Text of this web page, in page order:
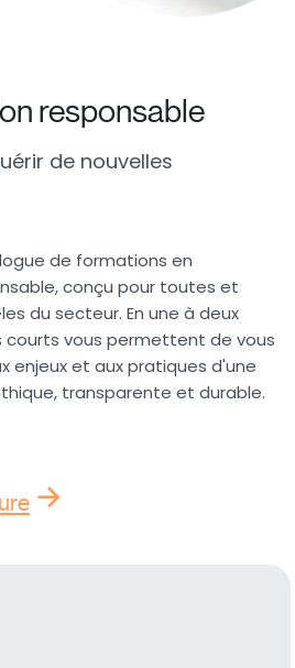
responsable
de nouvelles
de formations en
conçu pour toutes et
du secteur. En une à deux
courts vous permettent de vous
enjeux et aux pratiques d'une
transparente et durable.